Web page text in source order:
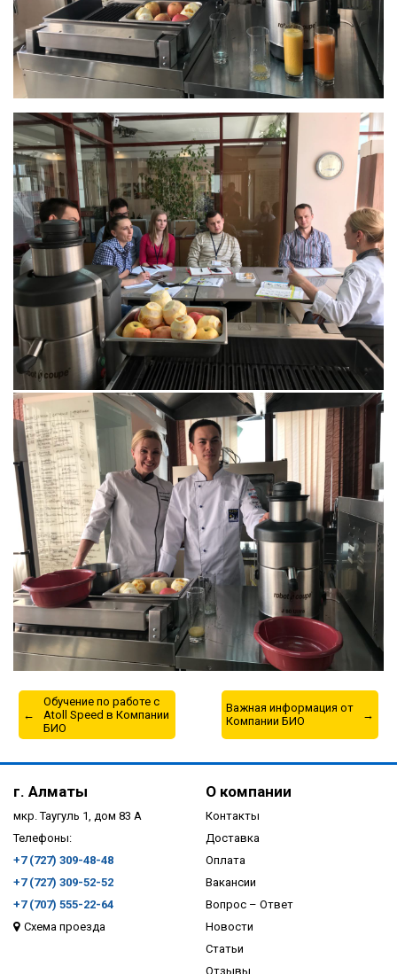
Обучение по работе с
Atoll Speed в Компании
БИО
Важная информация от
Компании БИО
г. Алматы
мкр. Таугуль 1, дом 83 А
Телефоны:
+7 (727) 309-48-48
+7 (727) 309-52-52
+7 (707) 555-22-64
Схема проезда
О компании
Контакты
Доставка
Оплата
Вакансии
Вопрос – Ответ
Новости
Статьи
Отзывы